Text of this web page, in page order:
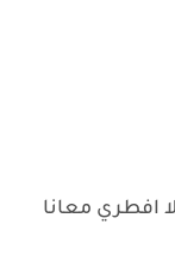
افطري معانا